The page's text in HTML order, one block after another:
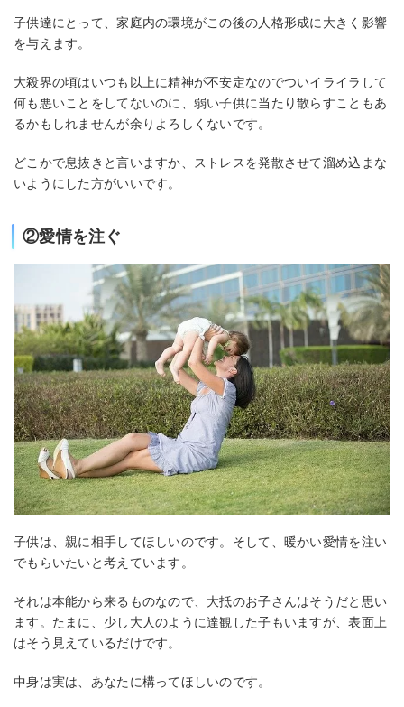
子供達にとって、家庭内の環境がこの後の人格形成に大きく影響
を与えます。
大殺界の頃はいつも以上に精神が不安定なのでついイライラして
何も悪いことをしてないのに、弱い子供に当たり散らすこともあ
るかもしれませんが余りよろしくないです。
どこかで息抜きと言いますか、ストレスを発散させて溜め込まな
いようにした方がいいです。
②愛情を注ぐ
子供は、親に相手してほしいのです。そして、暖かい愛情を注い
でもらいたいと考えています。
それは本能から来るものなので、大抵のお子さんはそうだと思い
ます。たまに、少し大人のように達観した子もいますが、表面上
はそう見えているだけです。
中身は実は、あなたに構ってほしいのです。